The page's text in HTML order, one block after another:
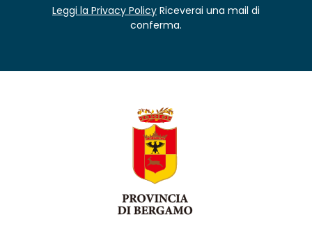
Leggi la Privacy Policy Riceverai una mail di
conferma.